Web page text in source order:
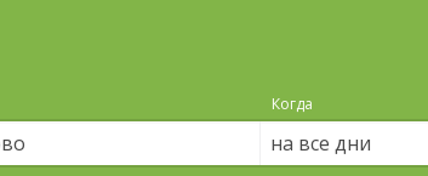
Когда
на все дни